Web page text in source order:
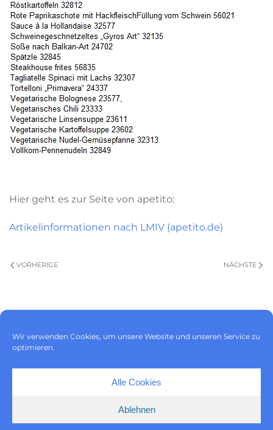
Wir verwenden Cookies, um unsere Website und unseren Service zu
optimieren.
Alle Cookies
Ablehnen
Hier geht es zur Seite von apetito:
Artikelinformationen nach LMIV (apetito.de)
VORHERIGE NÄCHSTE
Cookie-Richtlinie (EU)